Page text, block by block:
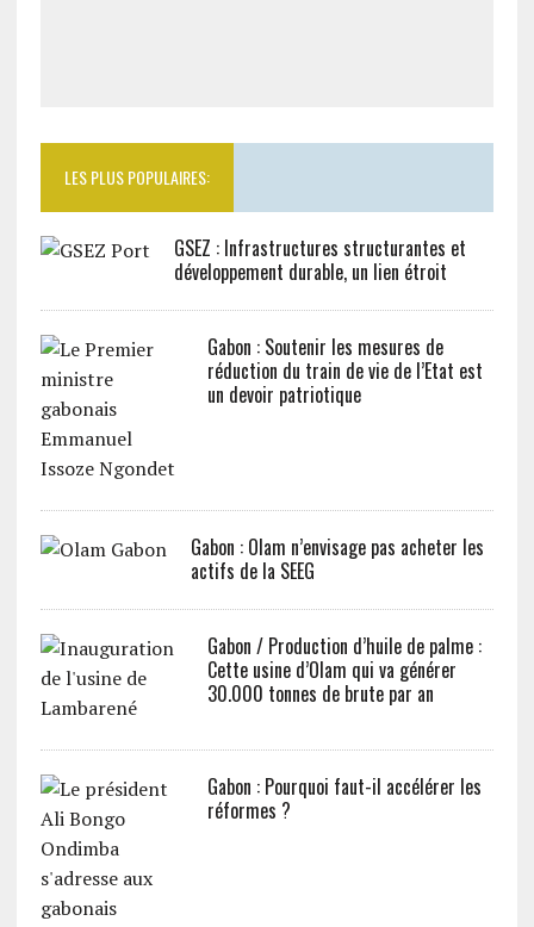
LES PLUS POPULAIRES:
GSEZ : Infrastructures structurantes et
développement durable, un lien étroit
Gabon : Soutenir les mesures de
réduction du train de vie de l’Etat est
un devoir patriotique
Gabon : Olam n’envisage pas acheter les
actifs de la SEEG
Gabon / Production d’huile de palme :
Cette usine d’Olam qui va générer
30.000 tonnes de brute par an
Gabon : Pourquoi faut-il accélérer les
réformes ?